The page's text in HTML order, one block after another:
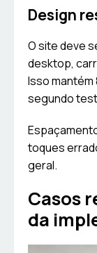
Design
O site deve
desktop,
Isso
segundo
toques
geral.
Casos
da